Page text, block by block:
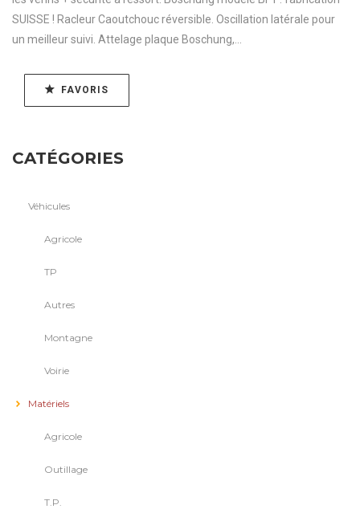
SUISSE ! Racleur Caoutchouc réversible. Oscillation latérale pour
un meilleur suivi. Attelage plaque Boschung,...
FAVORIS
CATÉGORIES
Véhicules
Agricole
TP
Autres
Montagne
Voirie
Matériels
Agricole
Outillage
T.P.